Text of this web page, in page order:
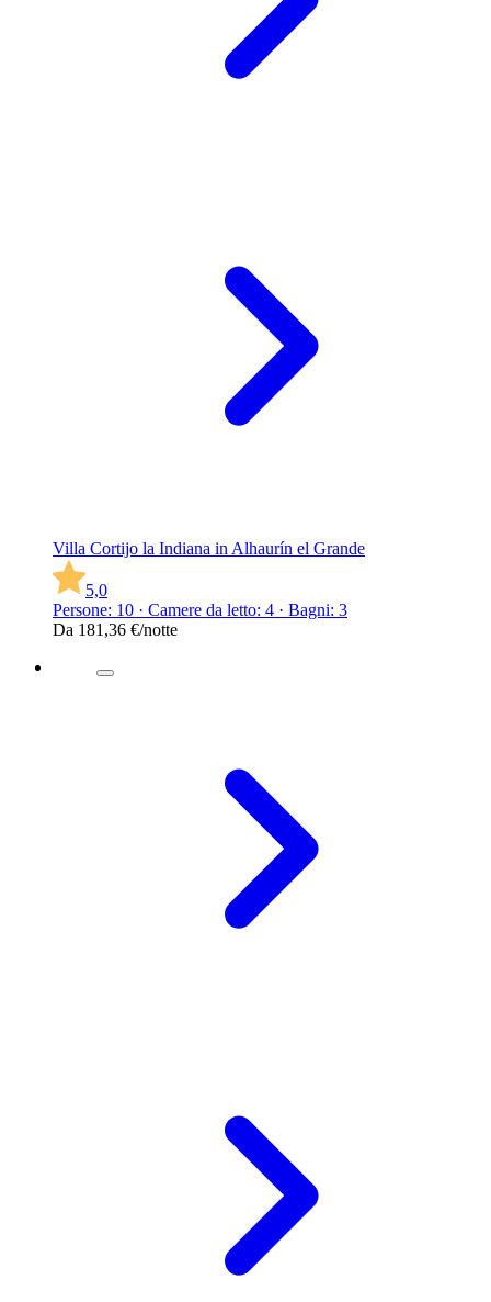
Villa Cortijo la Indiana in Alhaurín el Grande
5,0
Persone: 10 · Camere da letto: 4 · Bagni: 3
Da 181,36 €/notte